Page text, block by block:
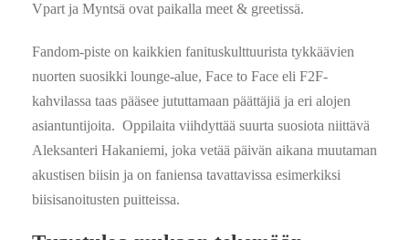
Vpart ja Myntsä ovat paikalla meet & greetissä.
Fandom-piste on kaikkien fanituskulttuurista tykkäävien
nuorten suosikki lounge-alue, Face to Face eli F2F-
kahvilassa taas pääsee jututtamaan päättäjiä ja eri alojen
asiantuntijoita. Oppilaita viihdyttää suurta suosiota niittävä
Aleksanteri Hakaniemi, joka vetää päivän aikana muutaman
akustisen biisin ja on faniensa tavattavissa esimerkiksi
biisisanoitusten puitteissa.